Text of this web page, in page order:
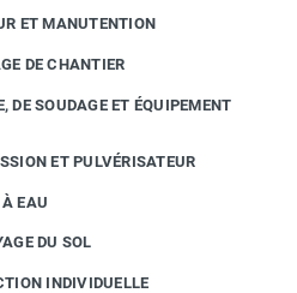
ET MANUTENTION
DE CHANTIER
DE SOUDAGE ET ÉQUIPEMENT
ET PULVÉRISATEUR
EAU
DU SOL
INDIVIDUELLE